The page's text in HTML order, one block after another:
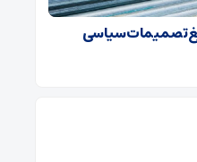
تصمیمات سیاسی